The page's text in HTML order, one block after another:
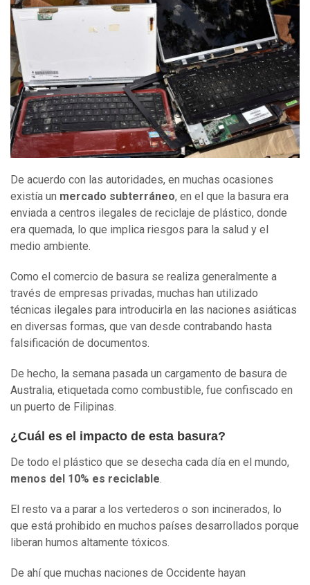
De acuerdo con las autoridades, en muchas ocasiones
existía un mercado subterráneo, en el que la basura era
enviada a centros ilegales de reciclaje de plástico, donde
era quemada, lo que implica riesgos para la salud y el
medio ambiente.
Como el comercio de basura se realiza generalmente a
través de empresas privadas, muchas han utilizado
técnicas ilegales para introducirla en las naciones asiáticas
en diversas formas, que van desde contrabando hasta
falsificación de documentos.
De hecho, la semana pasada un cargamento de basura de
Australia, etiquetada como combustible, fue confiscado en
un puerto de Filipinas.
¿Cuál es el impacto de esta basura?
De todo el plástico que se desecha cada día en el mundo,
menos del 10% es reciclable.
El resto va a parar a los vertederos o son incinerados, lo
que está prohibido en muchos países desarrollados porque
liberan humos altamente tóxicos.
De ahí que muchas naciones de Occidente hayan